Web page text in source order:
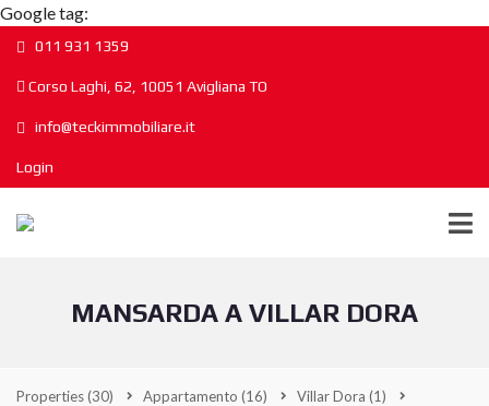
Google tag:
011 931 1359
Corso Laghi, 62, 10051 Avigliana TO
info@teckimmobiliare.it
Login
MANSARDA A VILLAR DORA
Properties(30) Appartamento (16) Villar Dora (1)